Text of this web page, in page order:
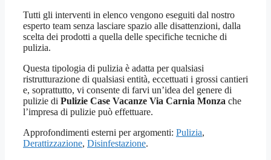
Tutti gli interventi in elenco vengono eseguiti dal nostro
esperto team senza lasciare spazio alle disattenzioni, dalla
scelta dei prodotti a quella delle specifiche tecniche di
pulizia.
Questa tipologia di pulizia è adatta per qualsiasi
ristrutturazione di qualsiasi entità, eccettuati i grossi cantieri
e, soprattutto, vi consente di farvi un’idea del genere di
pulizie di Pulizie Case Vacanze Via Carnia Monza che
l’impresa di pulizie può effettuare.
Approfondimenti esterni per argomenti: Pulizia,
Derattizzazione, Disinfestazione.